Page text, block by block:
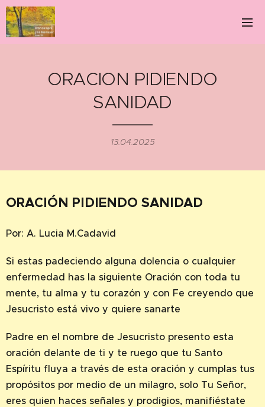
ORACION PIDIENDO
SANIDAD
13.04.2025
ORACIÓN PIDIENDO SANIDAD
Por: A. Lucia M.Cadavid
Si estas padeciendo alguna dolencia o cualquier
enfermedad has la siguiente Oración con toda tu
mente, tu alma y tu corazón y con Fe creyendo que
Jesucristo está vivo y quiere sanarte
Padre en el nombre de Jesucristo presento esta
oración delante de ti y te ruego que tu Santo
Espíritu fluya a través de esta oración y cumplas tus
propósitos por medio de un milagro, solo Tu Señor,
eres quien haces señales y prodigios, manifiéstate